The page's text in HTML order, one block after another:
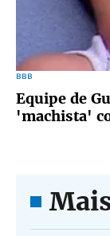
BBB
Equipe de
'machista'